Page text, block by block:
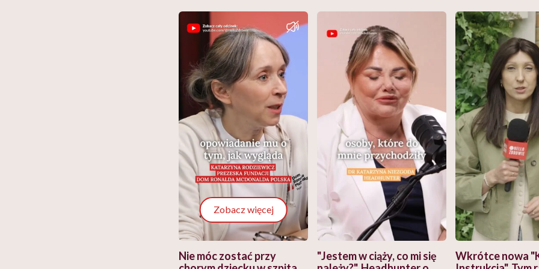
Zobacz więcej
Nie móc zostać przy
"Jestem w ciąży, co mi się
Wkrótce nowa